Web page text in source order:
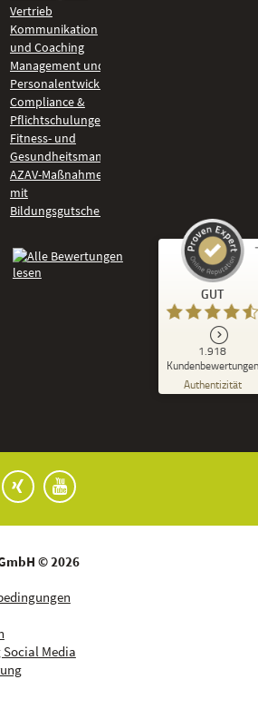
Vertrieb
Kommunikation
und Coaching
Management und
Personalentwicklung
Compliance &
Pflichtschulungen
Fitness- und
Gesundheitsmanagement
AZAV-Maßnahmen
mit
Bildungsgutschein
GUT
1.918
Kundenbewertungen
Authentizität
Kundenbewertungen und Erfahrungen zu
DeLSt - Deutsches eLearning Studieninstitut
92
%
Empfehlungen auf
ProvenExpert.com
anderen Quellen
© 2026
Media